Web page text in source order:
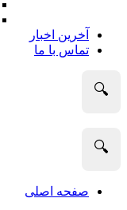
آخرین اخبار
تماس با ما
🔍
🔍
صفحه اصلی